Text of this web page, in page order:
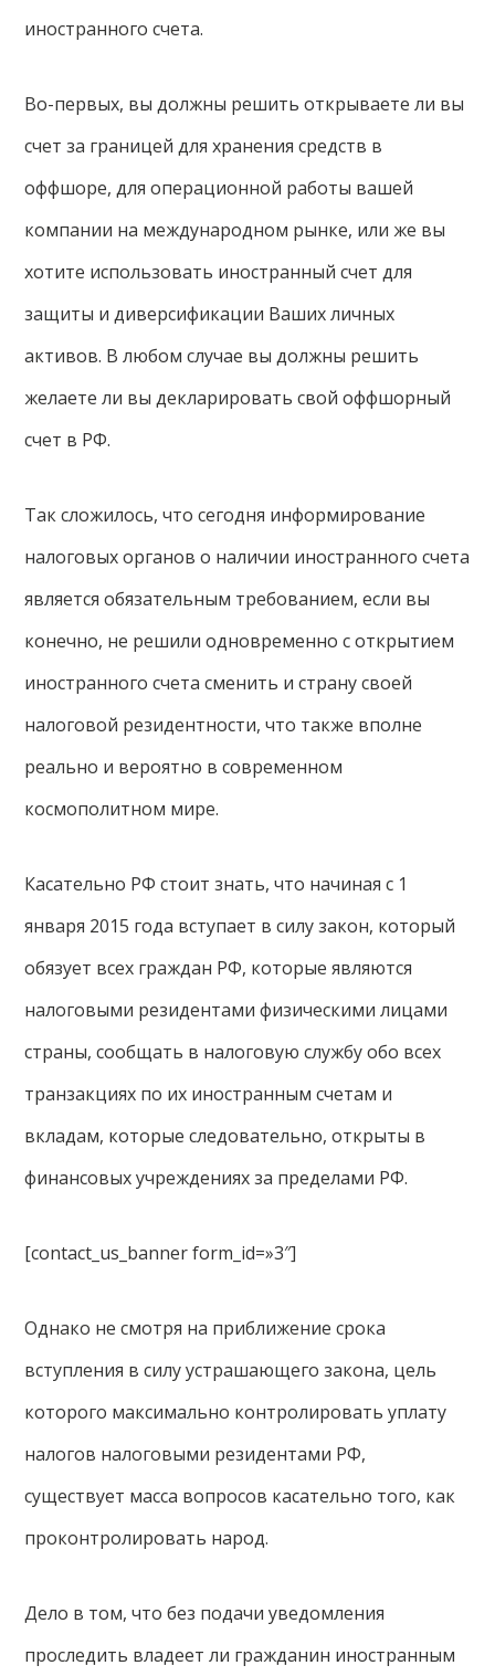
иностранного счета.
Во-первых, вы должны решить открываете ли вы
счет за границей для хранения средств в
оффшоре, для операционной работы вашей
компании на международном рынке, или же вы
хотите использовать иностранный счет для
защиты и диверсификации Ваших личных
активов. В любом случае вы должны решить
желаете ли вы декларировать свой оффшорный
счет в РФ.
Так сложилось, что сегодня информирование
налоговых органов о наличии иностранного счета
является обязательным требованием, если вы
конечно, не решили одновременно с открытием
иностранного счета сменить и страну своей
налоговой резидентности, что также вполне
реально и вероятно в современном
космополитном мире.
Касательно РФ стоит знать, что начиная с 1
января 2015 года вступает в силу закон, который
обязует всех граждан РФ, которые являются
налоговыми резидентами физическими лицами
страны, сообщать в налоговую службу обо всех
транзакциях по их иностранным счетам и
вкладам, которые следовательно, открыты в
финансовых учреждениях за пределами РФ.
[contact_us_banner form_id=»3″]
Однако не смотря на приближение срока
вступления в силу устрашающего закона, цель
которого максимально контролировать уплату
налогов налоговыми резидентами РФ,
существует масса вопросов касательно того, как
проконтролировать народ.
Дело в том, что без подачи уведомления
проследить владеет ли гражданин иностранным